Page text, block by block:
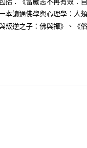
本讀通佛學與心理學：人
叛逆之子：佛與禪》、《